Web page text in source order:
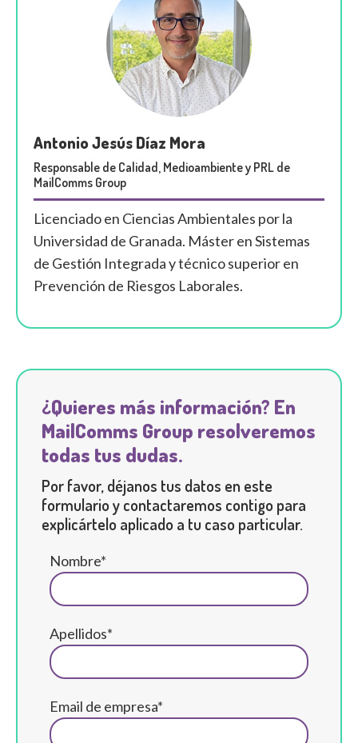
Antonio Jesús Díaz Mora
Responsable de Calidad, Medioambiente y PRL de
MailComms Group
Licenciado en Ciencias Ambientales por la
Universidad de Granada. Máster en Sistemas
de Gestión Integrada y técnico superior en
Prevención de Riesgos Laborales.
¿Quieres más información? En
MailComms Group resolveremos
todas tus dudas.
Por favor, déjanos tus datos en este
formulario y contactaremos contigo para
explicártelo aplicado a tu caso particular.
Nombre*
Apellidos*
Email de empresa*